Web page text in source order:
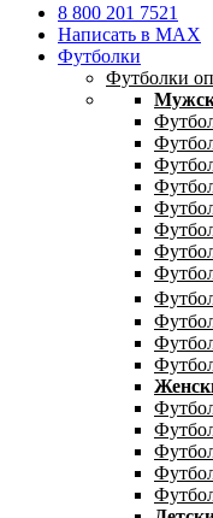
8 800 201 7521
Написать в MAX
Футболки
Футболки